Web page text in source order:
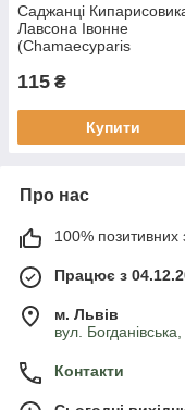
Саджанці
Лавсона Івонне
(Chamaecyparis
Ivonne) Р9
115 ₴
Купити
Про нас
100% позитивних
Працює з
м. Львів
вул.
Контакти